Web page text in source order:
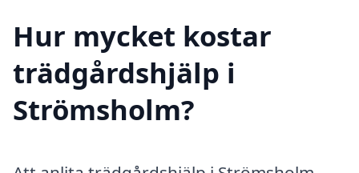
Hur mycket kostar
trädgårdshjälp i
Strömsholm?